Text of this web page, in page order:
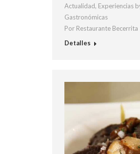
Actualidad, Experiencias
Gastronómicas
Por Restaurante Becerrita
Detalles